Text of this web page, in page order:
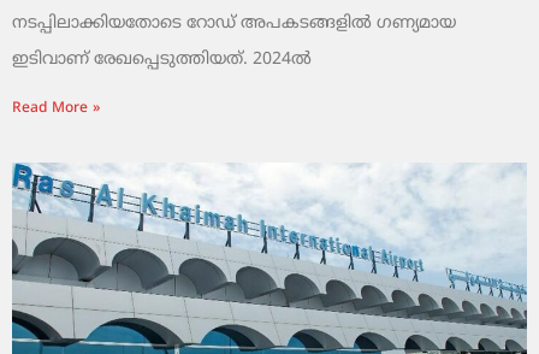
നടപ്പിലാക്കിയതോടെ റോഡ് അപകടങ്ങളിൽ ഗണ്യമായ
ഇടിവാണ് രേഖപ്പെടുത്തിയത്. 2024ൽ
Read More »